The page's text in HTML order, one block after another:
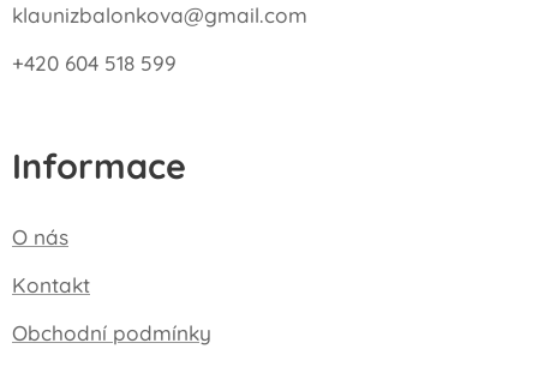
klaunizbalonkova@gmail.com
+420 604 518 599
Informace
O nás
Kontakt
Obchodní podmínky